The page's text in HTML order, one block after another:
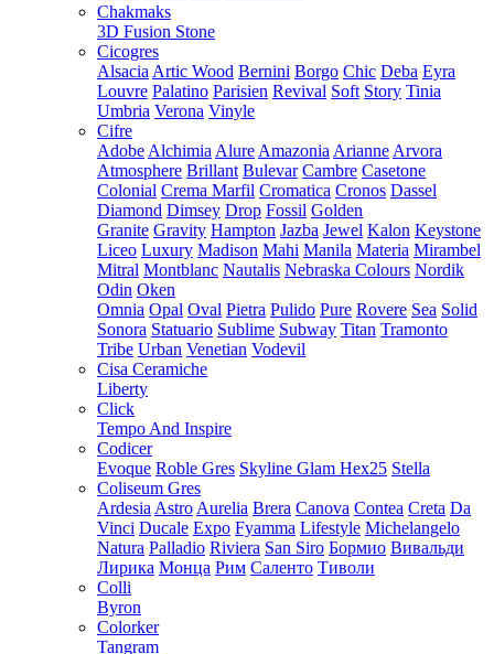
Chakmaks
3D Fusion Stone
Cicogres
Alsacia Artic Wood Bernini Borgo Chic Deba Eyra
Louvre Palatino Parisien Revival Soft Story Tinia
Umbria Verona Vinyle
Cifre
Adobe Alchimia Alure Amazonia Arianne Arvora
Atmosphere Brillant Bulevar Cambre Casetone
Colonial Crema Marfil Cromatica Cronos Dassel
Diamond Dimsey Drop Fossil Golden
Granite Gravity Hampton Jazba Jewel Kalon Keystone
Liceo Luxury Madison Mahi Manila Materia Mirambel
Mitral Montblanc Nautalis Nebraska Colours Nordik
Odin Oken
Omnia Opal Oval Pietra Pulido Pure Rovere Sea Solid
Sonora Statuario Sublime Subway Titan Tramonto
Tribe Urban Venetian Vodevil
Cisa Ceramiche
Liberty
Click
Tempo And Inspire
Codicer
Evoque Roble Gres Skyline Glam Hex25 Stella
Coliseum Gres
Ardesia Astro Aurelia Brera Canova Contea Creta Da
Vinci Ducale Expo Fyamma Lifestyle Michelangelo
Natura Palladio Riviera San Siro Бормио Вивальди
Лирика Монца Рим Саленто Тиволи
Colli
Byron
Colorker
Tangram